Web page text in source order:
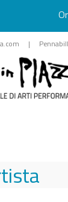
| Pennabilli